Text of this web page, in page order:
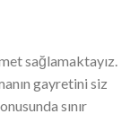
sağlamaktayız.
gayretini siz
sınır